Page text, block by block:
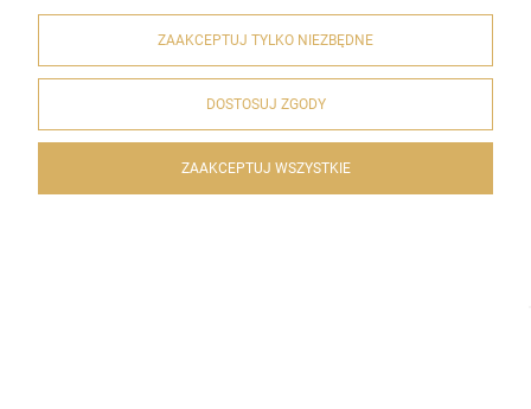
© 2020 artykulyreligijne.pl . Wszelkie prawa zastrzeżone.
Styl graficzny i aplikacje ShopGadget.pl
Sklep internetowy
ZAAKCEPTUJ TYLKO NIEZBĘDNE
DOSTOSUJ ZGODY
ZAAKCEPTUJ WSZYSTKIE